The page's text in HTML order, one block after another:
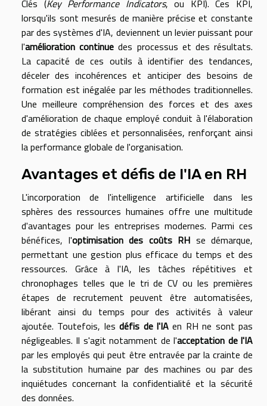
Clés (Key Performance Indicators, ou KPI). Ces KPI,
lorsqu'ils sont mesurés de manière précise et constante
par des systèmes d'IA, deviennent un levier puissant pour
l'amélioration continue des processus et des résultats.
La capacité de ces outils à identifier des tendances,
déceler des incohérences et anticiper des besoins de
formation est inégalée par les méthodes traditionnelles.
Une meilleure compréhension des forces et des axes
d'amélioration de chaque employé conduit à l'élaboration
de stratégies ciblées et personnalisées, renforçant ainsi
la performance globale de l'organisation.
Avantages et défis de l'IA en RH
L'incorporation de l'intelligence artificielle dans les
sphères des ressources humaines offre une multitude
d'avantages pour les entreprises modernes. Parmi ces
bénéfices, l'optimisation des coûts RH se démarque,
permettant une gestion plus efficace du temps et des
ressources. Grâce à l'IA, les tâches répétitives et
chronophages telles que le tri de CV ou les premières
étapes de recrutement peuvent être automatisées,
libérant ainsi du temps pour des activités à valeur
ajoutée. Toutefois, lesdéfis de l'IA en RH ne sont pas
négligeables. Il s'agit notamment de l'acceptation de l'IA
par les employés qui peut être entravée par la crainte de
la substitution humaine par des machines ou par des
inquiétudes concernant la confidentialité et la sécurité
des données.